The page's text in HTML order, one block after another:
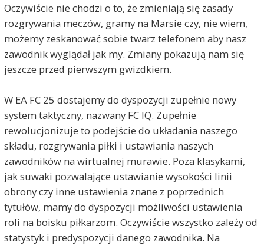
Oczywiście nie chodzi o to, że zmieniają się zasady
rozgrywania meczów, gramy na Marsie czy, nie wiem,
możemy zeskanować sobie twarz telefonem aby nasz
zawodnik wyglądał jak my. Zmiany pokazują nam się
jeszcze przed pierwszym gwizdkiem.
W EA FC 25 dostajemy do dyspozycji zupełnie nowy
system taktyczny, nazwany FC IQ. Zupełnie
rewolucjonizuje to podejście do układania naszego
składu, rozgrywania piłki i ustawiania naszych
zawodników na wirtualnej murawie. Poza klasykami,
jak suwaki pozwalające ustawianie wysokości linii
obrony czy inne ustawienia znane z poprzednich
tytułów, mamy do dyspozycji możliwości ustawienia
roli na boisku piłkarzom. Oczywiście wszystko zależy od
statystyk i predyspozycji danego zawodnika. Na